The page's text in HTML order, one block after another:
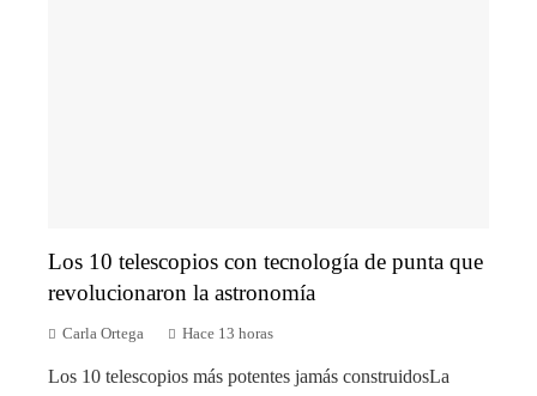
Los 10 telescopios con tecnología de punta que
revolucionaron la astronomía
Carla Ortega Hace 13 horas
Los 10 telescopios más potentes jamás construidosLa